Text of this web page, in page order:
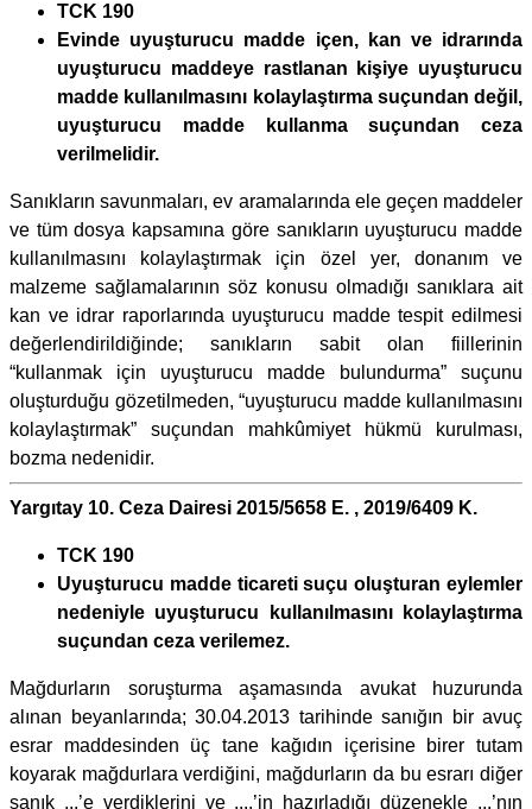
TCK 190
Evinde uyuşturucu madde içen, kan ve idrarında
uyuşturucu maddeye rastlanan kişiye uyuşturucu
madde kullanılmasını kolaylaştırma suçundan değil,
uyuşturucu madde kullanma suçundan ceza
verilmelidir.
Sanıkların savunmaları, ev aramalarında ele geçen maddeler
ve tüm dosya kapsamına göre sanıkların uyuşturucu madde
kullanılmasını kolaylaştırmak için özel yer, donanım ve
malzeme sağlamalarının söz konusu olmadığı sanıklara ait
kan ve idrar raporlarında uyuşturucu madde tespit edilmesi
değerlendirildiğinde; sanıkların sabit olan fiillerinin
“kullanmak için uyuşturucu madde bulundurma” suçunu
oluşturduğu gözetilmeden, “uyuşturucu madde kullanılmasını
kolaylaştırmak” suçundan mahkûmiyet hükmü kurulması,
bozma nedenidir.
Yargıtay 10. Ceza Dairesi 2015/5658 E. , 2019/6409 K.
TCK 190
Uyuşturucu madde ticareti suçu oluşturan eylemler
nedeniyle uyuşturucu kullanılmasını kolaylaştırma
suçundan ceza verilemez.
Mağdurların soruşturma aşamasında avukat huzurunda
alınan beyanlarında; 30.04.2013 tarihinde sanığın bir avuç
esrar maddesinden üç tane kağıdın içerisine birer tutam
koyarak mağdurlara verdiğini, mağdurların da bu esrarı diğer
sanık ...’e verdiklerini ve ....’in hazırladığı düzenekle ...’nın